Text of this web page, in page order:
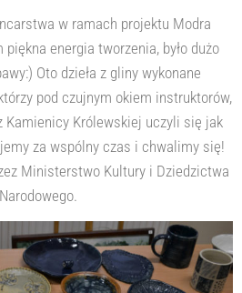
w ramach projektu Modra
piękna energia tworzenia, było dużo
Oto dzieła z gliny wykonane
pod czujnym okiem instruktorów,
Kamienicy Królewskiej uczyli się jak
za wspólny czas i chwalimy się!
Ministerstwo Kultury i Dziedzictwa
Narodowego.